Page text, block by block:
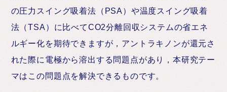
の圧力スイング吸着法（PSA）や温度スイング吸着
法（TSA）に比べてCO2分離回収システムの省エネ
ルギー化を期待できますが，アントラキノンが還元さ
れた際に電極から溶出する問題点があり，本研究テー
マはこの問題点を解決できるものです。